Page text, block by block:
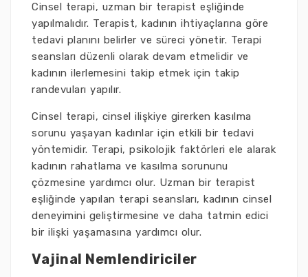
Cinsel terapi, uzman bir terapist eşliğinde
yapılmalıdır. Terapist, kadının ihtiyaçlarına göre
tedavi planını belirler ve süreci yönetir. Terapi
seansları düzenli olarak devam etmelidir ve
kadının ilerlemesini takip etmek için takip
randevuları yapılır.
Cinsel terapi, cinsel ilişkiye girerken kasılma
sorunu yaşayan kadınlar için etkili bir tedavi
yöntemidir. Terapi, psikolojik faktörleri ele alarak
kadının rahatlama ve kasılma sorununu
çözmesine yardımcı olur. Uzman bir terapist
eşliğinde yapılan terapi seansları, kadının cinsel
deneyimini geliştirmesine ve daha tatmin edici
bir ilişki yaşamasına yardımcı olur.
Vajinal Nemlendiriciler